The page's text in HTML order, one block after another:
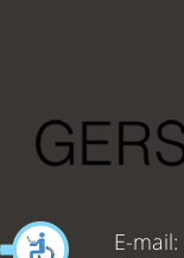
E-mail: